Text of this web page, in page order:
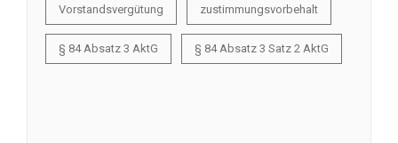
Vorstandsvergütung zustimmungsvorbehalt
§ 84 Absatz 3 AktG § 84 Absatz 3 Satz 2 AktG